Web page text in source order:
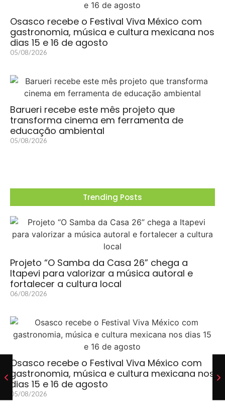
Osasco recebe o Festival Viva México com
gastronomia, música e cultura mexicana nos
dias 15 e 16 de agosto
05/08/2026
Barueri recebe este mês projeto que
transforma cinema em ferramenta de
educação ambiental
05/08/2026
Trending Posts
Projeto “O Samba da Casa 26” chega a
Itapevi para valorizar a música autoral e
fortalecer a cultura local
06/08/2026
Osasco recebe o Festival Viva México com
gastronomia, música e cultura mexicana nos
dias 15 e 16 de agosto
05/08/2026